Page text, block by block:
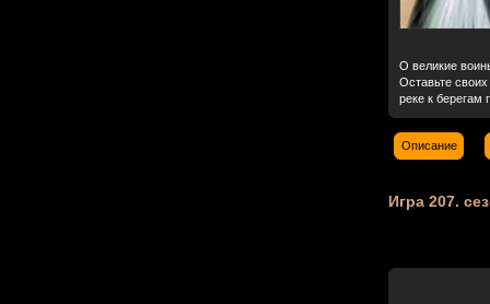
О великие
Оставьте
реке к берегам
Описание
Игра 207.